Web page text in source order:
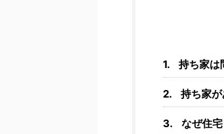
持ち家は
持ち家
なぜ住